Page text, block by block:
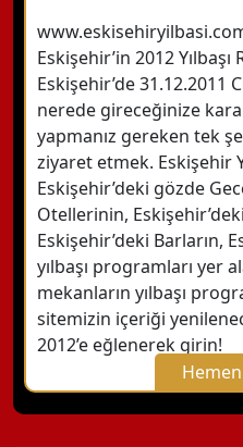
Eskişehir’in 2012
Eskişehir’de 31.12.2011
nerede gireceğinize
yapmanız gereken tek
ziyaret etmek. Eskişehir
Eskişehir’deki gözde
Otellerinin,
Eskişehir’deki Barların,
yılbaşı programları yer
mekanların yılbaşı
sitemizin içeriği
2012’e eğlenerek girin!
X